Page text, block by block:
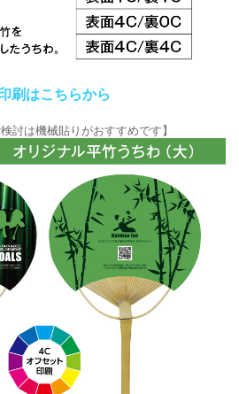
刷はこちらから
討は機械貼りがおすすめです】